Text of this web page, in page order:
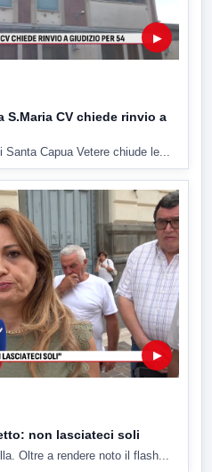
▶
S.Maria CV chiede rinvio a
Santa Capua Vetere chiude le...
▶
non lasciateci soli
Oltre a rendere noto il flash...